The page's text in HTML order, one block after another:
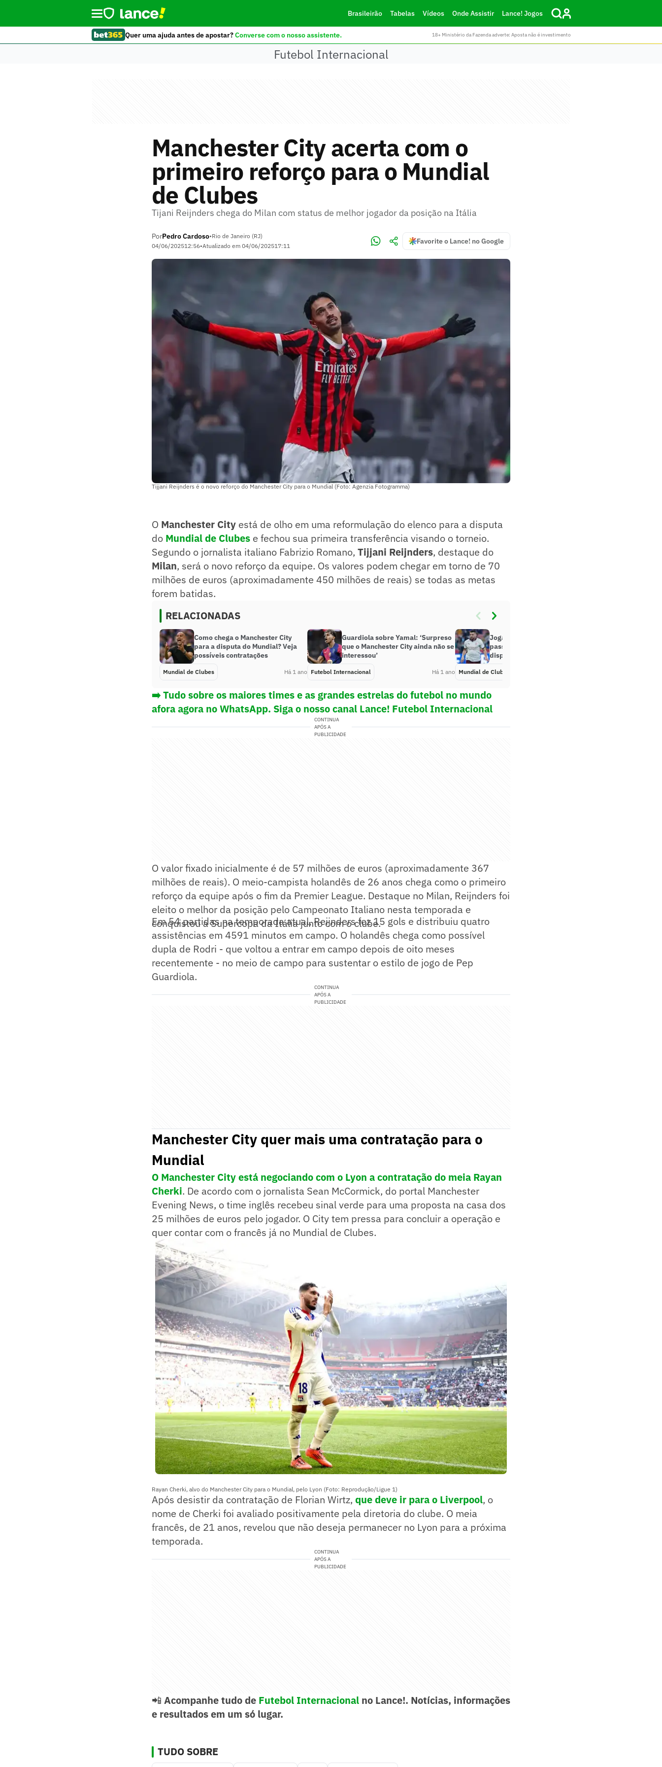
Brasileirão Tabelas Vídeos Onde Assistir Lance! Jogos
Quer uma ajuda antes de apostar?Converse com o nosso assistente. 18+ Ministério da Fazenda adverte: Aposta não é investimento
Futebol Internacional
Manchester City acerta com o
primeiro reforço para o Mundial
de Clubes
Tijani Reijnders chega do Milan com status de melhor jogador da posição na Itália
PorPedro Cardoso•Rio de Janeiro (RJ)
04/06/202512:56•Atualizado em 04/06/202517:11
Favorite o Lance! no Google
Tijjani Reijnders é o novo reforço do Manchester City para o Mundial (Foto: Agenzia Fotogramma)
O Manchester City está de olho em uma reformulação do elenco para a disputa
do Mundial de Clubes e fechou sua primeira transferência visando o torneio.
Segundo o jornalista italiano Fabrizio Romano, Tijjani Reijnders, destaque do
Milan, será o novo reforço da equipe. Os valores podem chegar em torno de 70
milhões de euros (aproximadamente 450 milhões de reais) se todas as metas
forem batidas.
RELACIONADAS
Como chega o Manchester City
para a disputa do Mundial? Veja
possíveis contratações
Mundial de Clubes Há 1 ano
Guardiola sobre Yamal: ‘Surpreso
que o Manchester City ainda não se
interessou’
Futebol Internacional Há 1 ano
Jogador do Manchester City
passará por cirurgia e não vai
disputar o Mundial de Clubes
Mundial de Clubes
➡️ Tudo sobre os maiores times e as grandes estrelas do futebol no mundo
afora agora no WhatsApp. Siga o nosso canal Lance! Futebol Internacional
CONTINUA
APÓS A
PUBLICIDADE
O valor fixado inicialmente é de 57 milhões de euros (aproximadamente 367
milhões de reais). O meio-campista holandês de 26 anos chega como o primeiro
reforço da equipe após o fim da Premier League. Destaque no Milan, Reijnders foi
eleito o melhor da posição pelo Campeonato Italiano nesta temporada e
conquistou a Supercopa da Itália junto com o clube.
Em 54 partidas na temporada atual, Reijnders fez 15 gols e distribuiu quatro
assistências em 4591 minutos em campo. O holandês chega como possível
dupla de Rodri - que voltou a entrar em campo depois de oito meses
recentemente - no meio de campo para sustentar o estilo de jogo de Pep
Guardiola.
CONTINUA
APÓS A
PUBLICIDADE
Manchester City quer mais uma contratação para o
Mundial
O Manchester City está negociando com o Lyon a contratação do meia Rayan
Cherki. De acordo com o jornalista Sean McCormick, do portal Manchester
Evening News, o time inglês recebeu sinal verde para uma proposta na casa dos
25 milhões de euros pelo jogador. O City tem pressa para concluir a operação e
quer contar com o francês já no Mundial de Clubes.
Rayan Cherki, alvo do Manchester City para o Mundial, pelo Lyon (Foto: Reprodução/Ligue 1)
Após desistir da contratação de Florian Wirtz, que deve ir para o Liverpool, o
nome de Cherki foi avaliado positivamente pela diretoria do clube. O meia
francês, de 21 anos, revelou que não deseja permanecer no Lyon para a próxima
temporada.
CONTINUA
APÓS A
PUBLICIDADE
📲 Acompanhe tudo de Futebol Internacional no Lance!. Notícias, informações
e resultados em um só lugar.
TUDO SOBRE